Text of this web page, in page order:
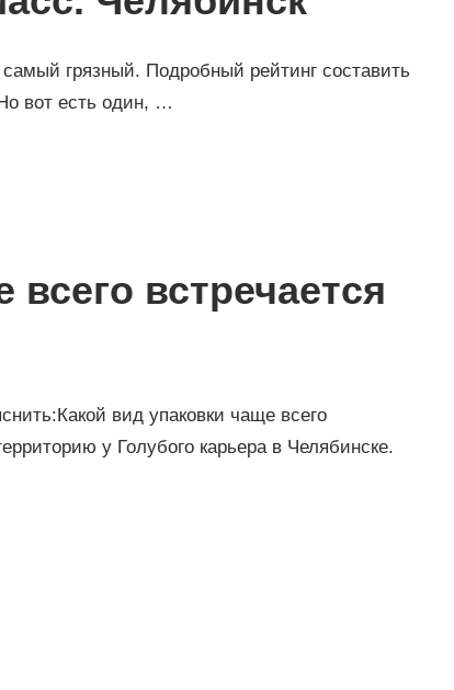
грязный. Подробный рейтинг составить
вот есть один, …
встречается
вид упаковки чаще всего
у Голубого карьера в Челябинске.